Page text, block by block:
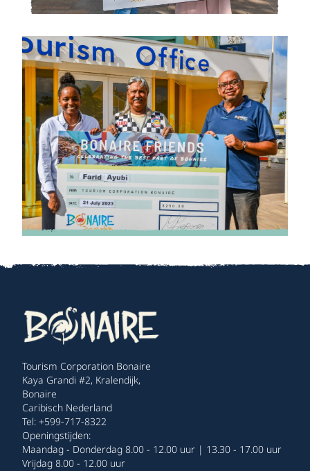
Tourism Corporation Bonaire
Kaya Grandi #2, Kralendijk,
Bonaire
Caribisch Nederland
Tel: +599-717-8322
Openingstijden:
Maandag - Donderdag 8.00 - 12.00 uur | 13.30 - 17.00 uur
Vrijdag 8.00 - 12.00 uur